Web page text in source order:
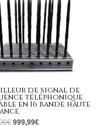
de signal de
téléphonique
en 16 bande haute
€ 999,99€